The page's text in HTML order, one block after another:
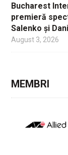
Bucharest
premieră
Salenko și
August 3, 2026
MEMBRI